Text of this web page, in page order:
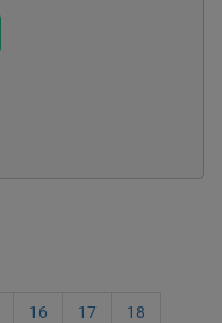
16 17 18